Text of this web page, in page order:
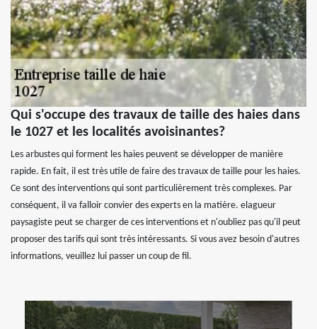
Qui s'occupe des travaux de taille des haies dans
le 1027 et les localités avoisinantes?
Les arbustes qui forment les haies peuvent se développer de manière
rapide. En fait, il est très utile de faire des travaux de taille pour les haies.
Ce sont des interventions qui sont particulièrement très complexes. Par
conséquent, il va falloir convier des experts en la matière. elagueur
paysagiste peut se charger de ces interventions et n'oubliez pas qu'il peut
proposer des tarifs qui sont très intéressants. Si vous avez besoin d'autres
informations, veuillez lui passer un coup de fil.